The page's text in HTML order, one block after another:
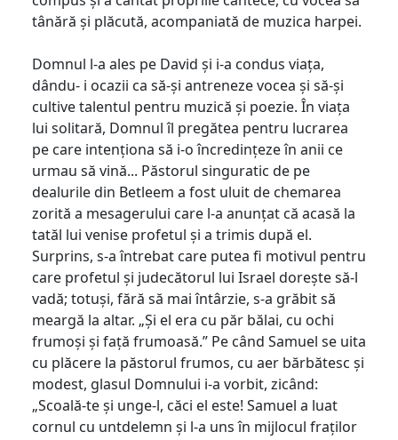
tânără și plăcută, acompaniată de muzica harpei.
Domnul l-a ales pe David și i-a condus viața,
dându- i ocazii ca să-și antreneze vocea și să-și
cultive talentul pentru muzică și poezie. În viața
lui solitară, Domnul îl pregătea pentru lucrarea
pe care intenționa să i-o încredințeze în anii ce
urmau să vină... Păstorul singuratic de pe
dealurile din Betleem a fost uluit de chemarea
zorită a mesagerului care l-a anunțat că acasă la
tatăl lui venise profetul și a trimis după el.
Surprins, s-a întrebat care putea fi motivul pentru
care profetul și judecătorul lui Israel dorește să-l
vadă; totuși, fără să mai întârzie, s-a grăbit să
meargă la altar. „Și el era cu păr bălai, cu ochi
frumoși și față frumoasă.” Pe când Samuel se uita
cu plăcere la păstorul frumos, cu aer bărbătesc și
modest, glasul Domnului i-a vorbit, zicând:
„Scoală-te și unge-l, căci el este! Samuel a luat
cornul cu untdelemn și l-a uns în mijlocul fraților